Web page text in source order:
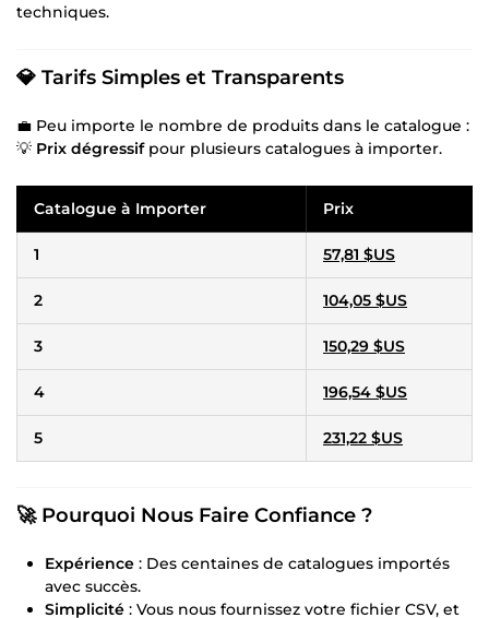
techniques.
💎 Tarifs Simples et Transparents
💼 Peu importe le nombre de produits dans le catalogue :
💡 Prix dégressifpour plusieurs catalogues à importer.
Catalogue à Importer Prix
1 57,81 $US
2 104,05 $US
3 150,29 $US
4 196,54 $US
5 231,22 $US
🚀 Pourquoi Nous Faire Confiance ?
Expérience : Des centaines de catalogues importés
avec succès.
Simplicité : Vous nous fournissez votre fichier CSV, et